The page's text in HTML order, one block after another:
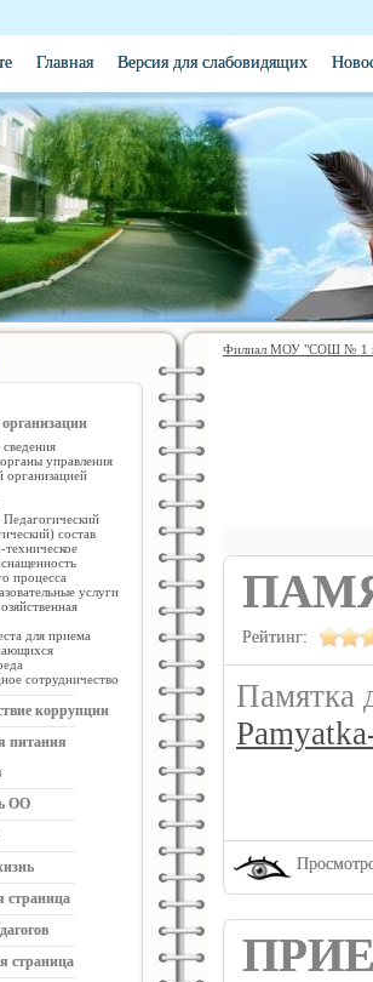
Главная Версия для слабовидящих
Обратная связь Вакансии Контакты
управления
организацией
Педагогический
состав
процесса
услуги
для приема
сотрудничество
коррупции
питания
ОО
страница
страница
Филиал МОУ "СОШ № 1
Рейтинг:
Памятка